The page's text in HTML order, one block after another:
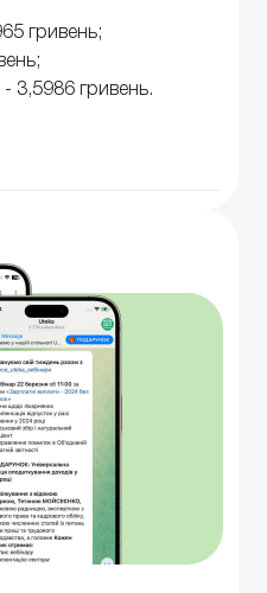
гривень;
- 3,5986 гривень.